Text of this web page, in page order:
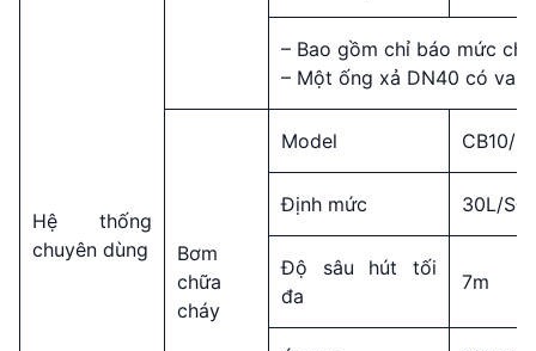
Hệ thống
chuyên dùng
– Bao gồm chỉ báo mức
– Một ống xả DN40 có van
Bơm
chữa
cháy
Model CB10/
Định mức 30L/
Độ sâu hút tối
đa
7m